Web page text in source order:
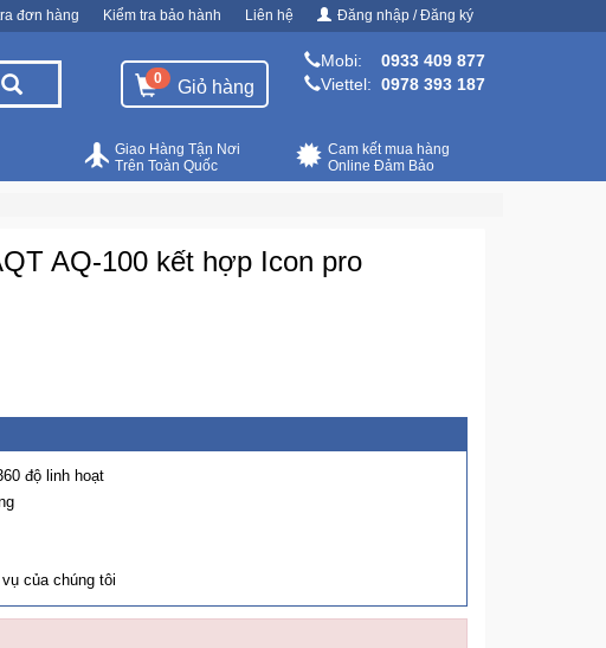
đơn hàng Kiểm tra bảo hành Liên hệ Đăng nhập / Đăng ký
0 Giỏ hàng
Mobi:
0933 409 877
Viettel: 0978 393 187
Cam kết mua hàng
Online Đảm Bảo
Giao Hàng Tận Nơi
Trên Toàn Quốc
AQ-100 kết hợp Icon pro
độ linh hoạt
của chúng tôi